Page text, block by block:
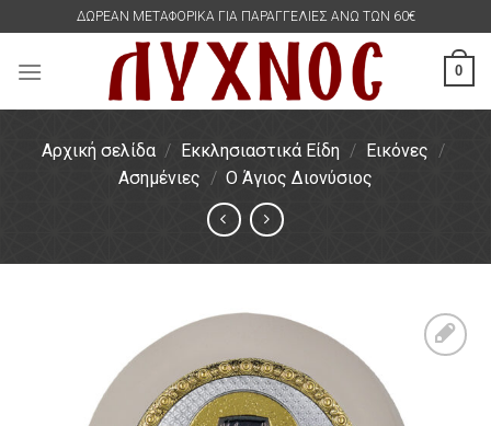
content
ΔΩΡΕΑΝ ΜΕΤΑΦΟΡΙΚΑ ΓΙΑ ΠΑΡΑΓΓΕΛΙΕΣ ΑΝΩ ΤΩΝ 60€
0
Αρχική σελίδα / Εκκλησιαστικά Είδη / Εικόνες /
Ασημένιες / Ο Άγιος Διονύσιος